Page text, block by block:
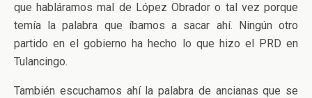
que habláramos mal de López Obrador o tal vez porque
temía la palabra que íbamos a sacar ahí. Ningún otro
partido en el gobierno ha hecho lo que hizo el PRD en
Tulancingo.
También escuchamos ahí la palabra de ancianas que se